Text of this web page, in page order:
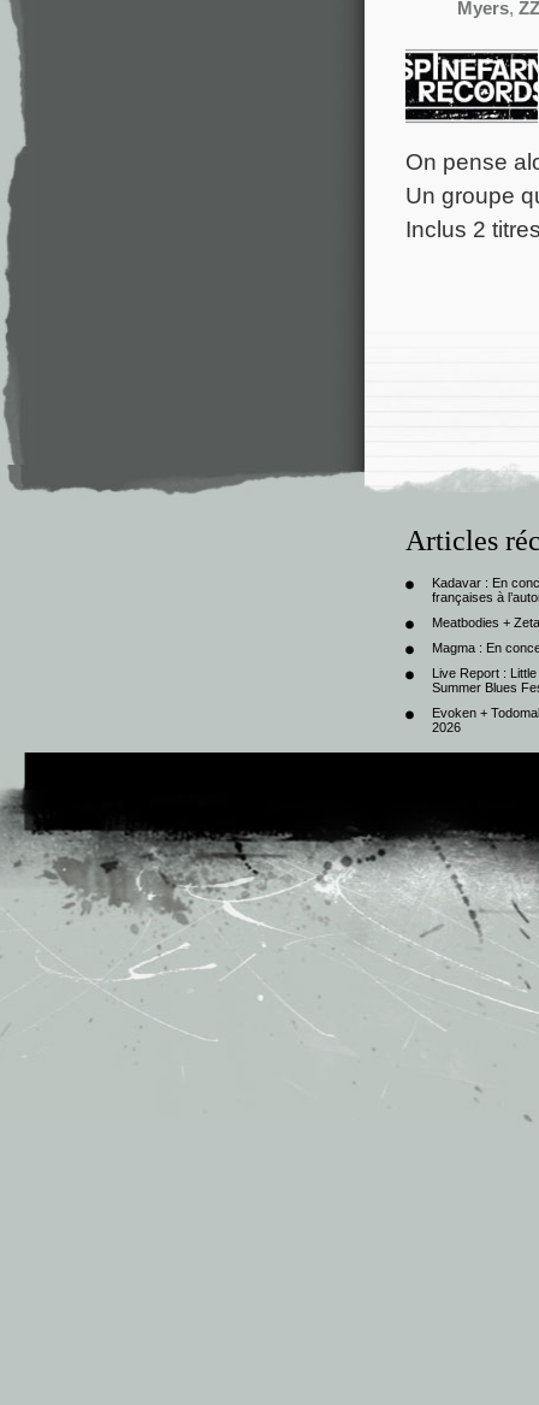
Myers,
On pense
Un groupe
Inclus 2
Articles
Kadavar : En
françaises à
Meatbodies +
Magma : En
Live Report :
Summer Blues
Evoken +
2026